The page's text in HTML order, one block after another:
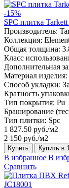
-15%
SPC плитка
Производитель:
Коллекция:
Общая толщина:
Класс
Дополнительная
Материал изделия:
Способ укладки:
Кратность
Тип покрытия: Pu
Браширование
Тип плитки: Spc
1 827.50 руб./м2
2 150 руб./м2
Купить Купить в
В избранное В
Сравнить